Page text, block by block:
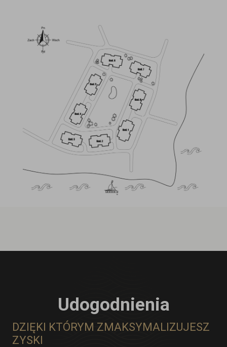
Udogodnienia
DZIĘKI KTÓRYM ZMAKSYMALIZUJESZ
ZYSKI